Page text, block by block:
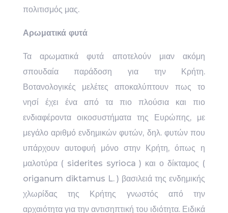
πολιτισμός μας.
Αρωματικά φυτά
Τα αρωματικά φυτά αποτελούν μιαν ακόμη
σπουδαία παράδοση για την Κρήτη.
Βοτανολογικές μελέτες αποκαλύπτουν πως το
νησί έχει ένα από τα πιο πλούσια και πιο
ενδιαφέροντα οικοσυστήματα της Ευρώπης, με
μεγάλο αριθμό ενδημικών φυτών, δηλ. φυτών που
υπάρχουν αυτοφυή μόνο στην Κρήτη, όπως η
μαλοτύρα ( siderites syrioca ) και ο δίκταμος (
origanum diktamus L. ) βασιλειά της ενδημικής
χλωρίδας της Κρήτης γνωστός από την
αρχαιότητα για την αντισηπτική του ιδιότητα. Ειδικά